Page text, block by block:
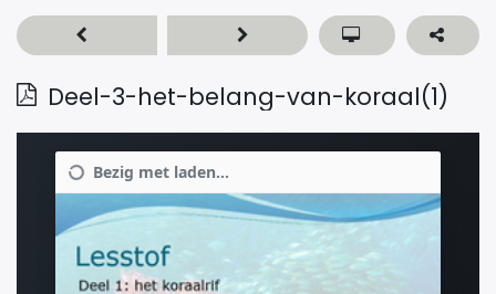
Deel-3-het-belang-van-koraal(1)